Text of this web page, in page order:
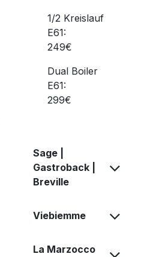
1/2 Kreislauf
E61:
249€
Dual Boiler
E61:
299€
Sage |
Gastroback |
Breville
Viebiemme
La Marzocco